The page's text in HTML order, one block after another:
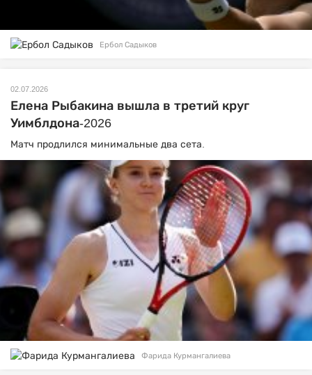
Ербол Садыков
02.07.2026
Елена Рыбакина вышла в третий круг
Уимблдона-2026
Матч продлился минимальные два сета.
Фарида Курмангалиева